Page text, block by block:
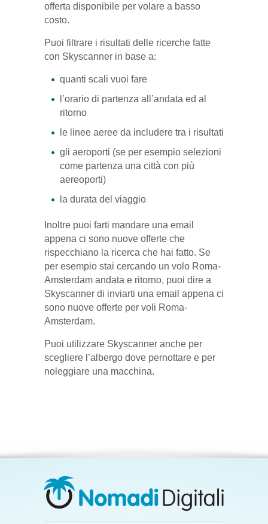
offerta disponibile per volare a basso
costo.
Puoi filtrare i risultati delle ricerche fatte
con Skyscanner in base a:
quanti scali vuoi fare
l’orario di partenza all’andata ed al
ritorno
le linee aeree da includere tra i risultati
gli aeroporti (se per esempio selezioni
come partenza una città con più
aereoporti)
la durata del viaggio
Inoltre puoi farti mandare una email
appena ci sono nuove offerte che
rispecchiano la ricerca che hai fatto. Se
per esempio stai cercando un volo Roma-
Amsterdam andata e ritorno, puoi dire a
Skyscanner di inviarti una email appena ci
sono nuove offerte per voli Roma-
Amsterdam.
Puoi utilizzare Skyscanner anche per
scegliere l’albergo dove pernottare e per
noleggiare una macchina.